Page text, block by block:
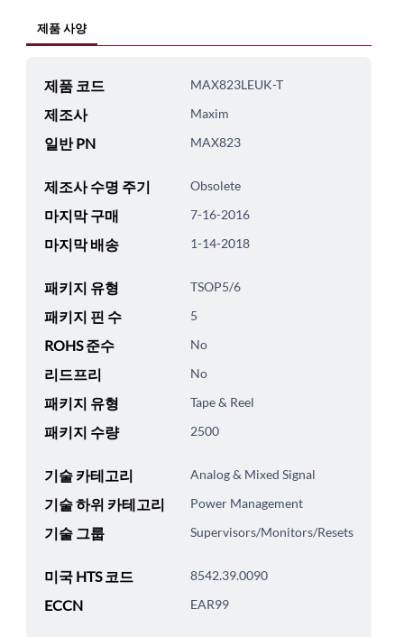
제품 사양
제품 코드 MAX823LEUK-T
제조사 Maxim
일반 PN MAX823
제조사 수명 주기 Obsolete
마지막 구매 7-16-2016
마지막 배송 1-14-2018
패키지 유형 TSOP5/6
패키지 핀 수 5
ROHS 준수 No
리드프리 No
패키지 유형 Tape & Reel
패키지 수량 2500
기술 카테고리 Analog & Mixed Signal
기술 하위 카테고리 Power Management
기술 그룹 Supervisors/Monitors/Resets
미국 HTS 코드 8542.39.0090
ECCN EAR99